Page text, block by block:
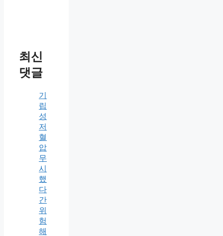
최신
댓글
기
립
성
저
혈
압
무
시
했
다
간
위
험
해